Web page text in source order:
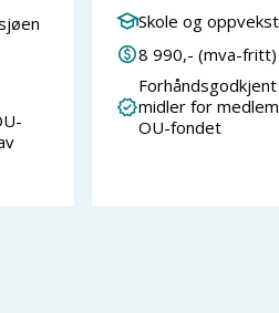
Skole og oppvekst
8 990,- (mva-fritt)
midler for
OU-fondet